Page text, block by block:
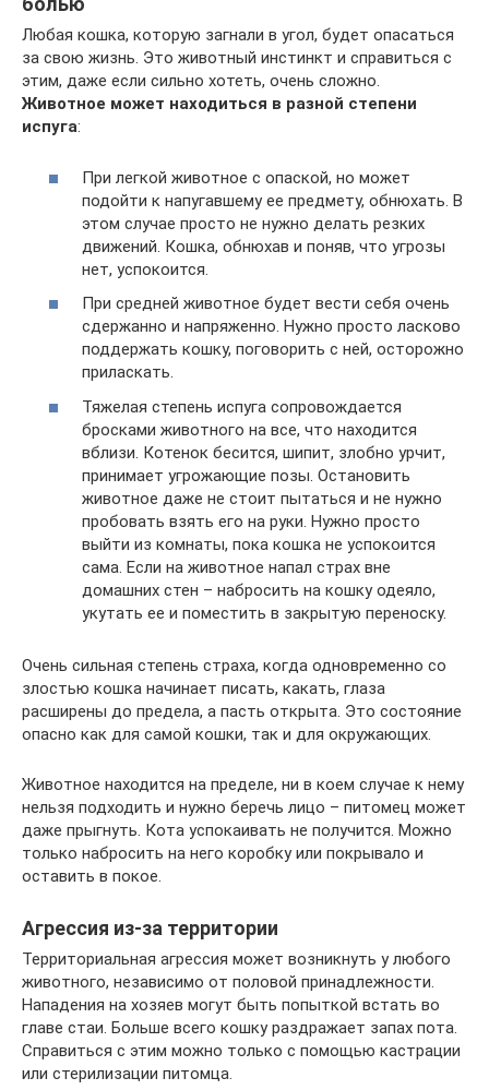
Любая кошка, которую загнали в угол, будет опасаться
за свою жизнь. Это животный инстинкт и справиться с
этим, даже если сильно хотеть, очень сложно.
Животное может находиться в разной степени
испуга:
При легкой животное с опаской, но может
подойти к напугавшему ее предмету, обнюхать. В
этом случае просто не нужно делать резких
движений. Кошка, обнюхав и поняв, что угрозы
нет, успокоится.
При средней животное будет вести себя очень
сдержанно и напряженно. Нужно просто ласково
поддержать кошку, поговорить с ней, осторожно
приласкать.
Тяжелая степень испуга сопровождается
бросками животного на все, что находится
вблизи. Котенок бесится, шипит, злобно урчит,
принимает угрожающие позы. Остановить
животное даже не стоит пытаться и не нужно
пробовать взять его на руки. Нужно просто
выйти из комнаты, пока кошка не успокоится
сама. Если на животное напал страх вне
домашних стен – набросить на кошку одеяло,
укутать ее и поместить в закрытую переноску.
Очень сильная степень страха, когда одновременно со
злостью кошка начинает писать, какать, глаза
расширены до предела, а пасть открыта. Это состояние
опасно как для самой кошки, так и для окружающих.
Животное находится на пределе, ни в коем случае к нему
нельзя подходить и нужно беречь лицо – питомец может
даже прыгнуть. Кота успокаивать не получится. Можно
только набросить на него коробку или покрывало и
оставить в покое.
Агрессия из-за территории
Территориальная агрессия может возникнуть у любого
животного, независимо от половой принадлежности.
Нападения на хозяев могут быть попыткой встать во
главе стаи. Больше всего кошку раздражает запах пота.
Справиться с этим можно только с помощью кастрации
или стерилизации питомца.